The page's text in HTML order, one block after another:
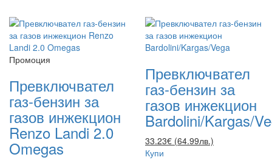
Промоция
Превключвател
газ-бензин за
газов инжекцион
Renzo Landi 2.0
Omegas
Превключвател
газ-бензин за
газов инжекцион
Bardolini/Kargas/
33.23€ (64.99лв.)
Купи